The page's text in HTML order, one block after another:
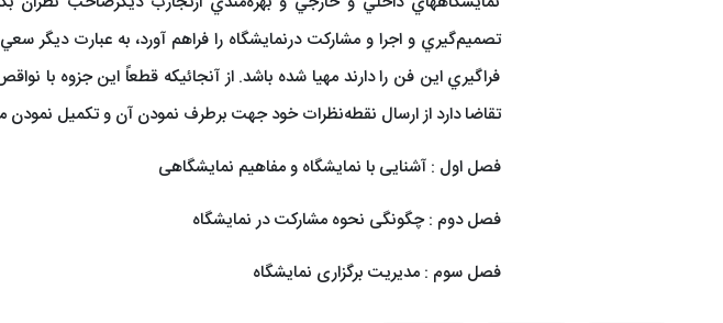
تصميم‌گيري و اجرا و مشارکت درنمايشگاه را فراهم آورد، به عبارت ديگر
فراگيري اين فن را دارند مهيا شده باشد. از آنجائيكه قطعاً اين جزوه
تقاضا دارد از ارسال نقطه‌نظرات خود جهت برطرف نمودن آن و تکمیل نمودن
فصل اول : آشنایی با نمایشگاه و مفاهیم نمایشگاهی
فصل دوم : چگونگی نحوه مشارکت در نمایشگاه
فصل سوم : مدیریت برگزاری نمایشگاه